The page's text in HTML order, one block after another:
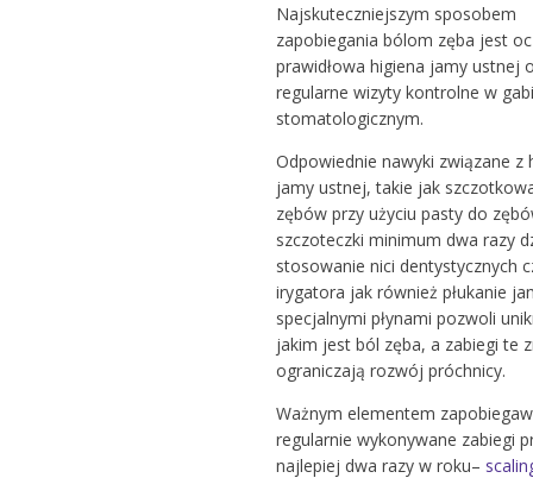
Najskuteczniejszym sposobem
zapobiegania bólom zęba jest
prawidłowa higiena jamy ustnej
regularne wizyty kontrolne w
stomatologicznym.
Odpowiednie nawyki związane z
jamy ustnej, takie jak
zębów przy użyciu pasty do
szczoteczki minimum dwa razy
stosowanie nici dentystycznych
irygatora jak również płukanie
specjalnymi płynami pozwoli
jakim jest ból zęba, a zabiegi te
ograniczają rozwój próchnicy.
Ważnym elementem
regularnie wykonywane zabiegi
najlepiej dwa razy w roku–